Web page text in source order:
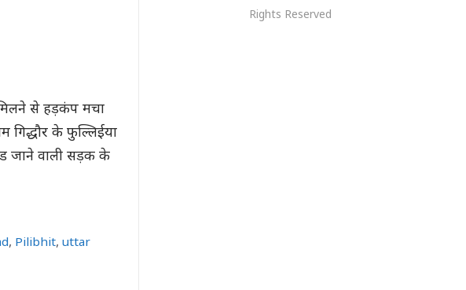
से हड़कंप मचा
गिद्धौर के फुल्लिईया
जाने वाली सड़क के
, Pilibhit,uttar
Rights Reserved